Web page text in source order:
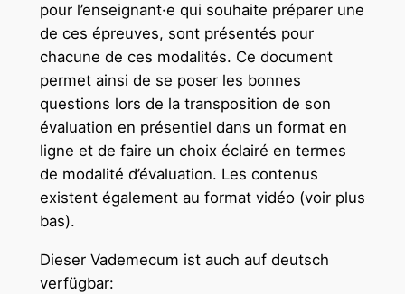
pour l’enseignant·e qui souhaite préparer une
de ces épreuves, sont présentés pour
chacune de ces modalités. Ce document
permet ainsi de se poser les bonnes
questions lors de la transposition de son
évaluation en présentiel dans un format en
ligne et de faire un choix éclairé en termes
de modalité d’évaluation. Les contenus
existent également au format vidéo (voir plus
bas).
Dieser Vademecum ist auch auf deutsch
verfügbar: